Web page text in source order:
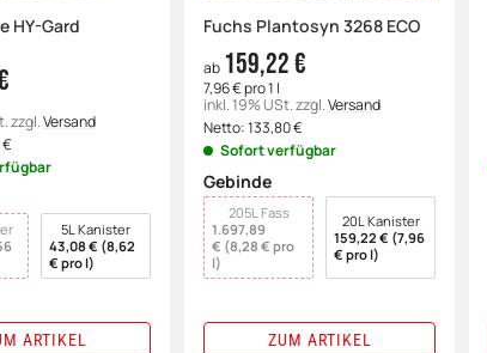
HY-Gard
zzgl.Versand
€
5L Kanister
43,08 € (8,62
€ pro l)
ARTIKEL
Fuchs Plantosyn 3268 ECO
ab 159,22 €
7,96 € pro 1 l
inkl. 19% USt.zzgl.Versand
Netto:133,80€
Sofort verfügbar
Gebinde
wählen
205L Fass
1.697,89
€ (8,28 € pro
l)
20L Kanister
159,22 € (7,96
€ pro l)
ZUM ARTIKEL